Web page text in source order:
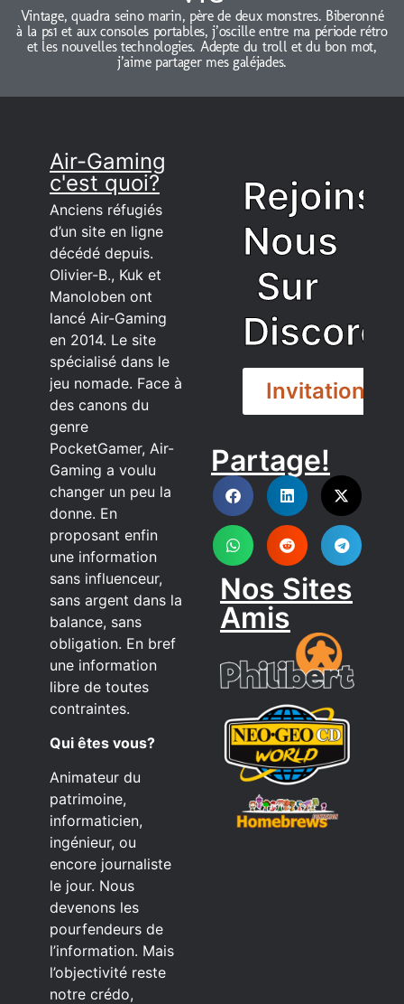
Vintage, quadra seino marin, père de deux monstres. Biberonné
à la ps1 et aux consoles portables, j’oscille entre ma période rétro
et les nouvelles technologies. Adepte du troll et du bon mot,
j’aime partager mes galéjades.
Air-Gaming
c'est quoi?
Anciens réfugiés
d’un site en ligne
décédé depuis.
Olivier-B., Kuk et
Manoloben ont
lancé Air-Gaming
en 2014. Le site
spécialisé dans le
jeu nomade. Face à
des canons du
genre
PocketGamer, Air-
Gaming a voulu
changer un peu la
donne. En
proposant enfin
une information
sans influenceur,
sans argent dans la
balance, sans
obligation. En bref
une information
libre de toutes
contraintes.
Qui êtes vous?
Animateur du
patrimoine,
informaticien,
ingénieur, ou
encore journaliste
le jour. Nous
devenons les
pourfendeurs de
l’information. Mais
l’objectivité reste
notre crédo,
Rejoins
Nous
Sur
Discord
Invitation
DISCORD
Partage!
Nos Sites
Amis